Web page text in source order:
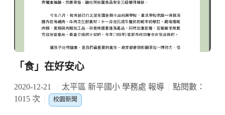
「食」在好安心
2020-12-21 太平區 新平國小 學務處 報導
點閱數：
1015 次
校園新聞